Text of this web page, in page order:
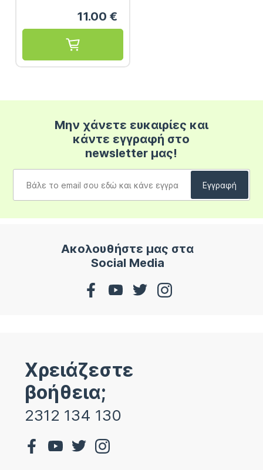
11.00 €
Μην χάνετε ευκαιρίες και
κάντε εγγραφή στο
newsletter μας!
Ακολουθήστε μας στα
Social Media
Χρειάζεστε
βοήθεια;
2312 134 130